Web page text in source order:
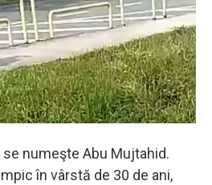
numeşte Abu Mujtahid.
în vârstă de 30 de ani,